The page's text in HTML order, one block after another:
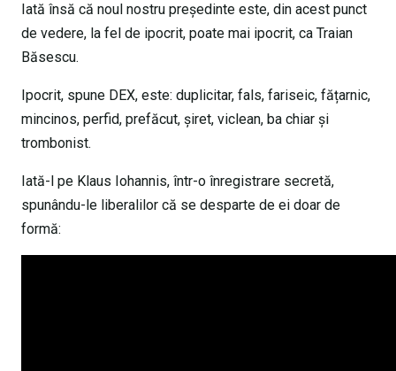
Iată însă că noul nostru președinte este, din acest punct
de vedere, la fel de ipocrit, poate mai ipocrit, ca Traian
Băsescu.
Ipocrit, spune DEX, este: duplicitar, fals, fariseic, fățarnic,
mincinos, perfid, prefăcut, șiret, viclean, ba chiar și
trombonist.
Iată-l pe Klaus Iohannis, într-o înregistrare secretă,
spunându-le liberalilor că se desparte de ei doar de
formă: